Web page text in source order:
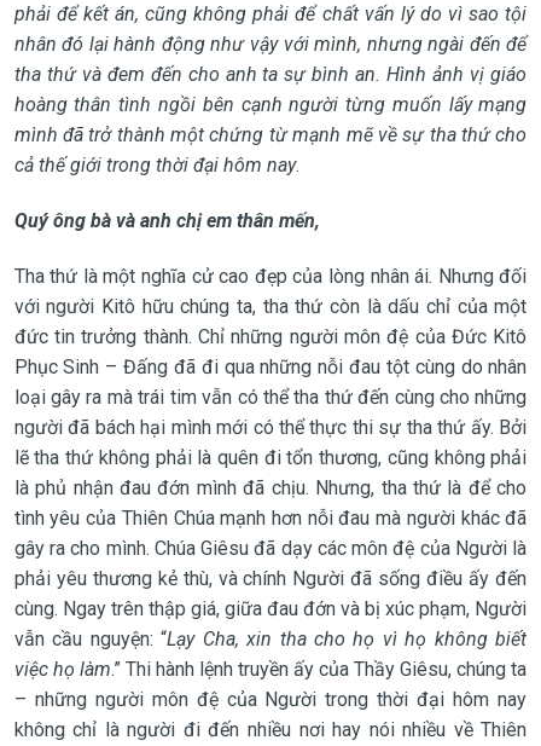
phải để kết án, cũng không phải để chất vấn lý do vì sao tội
nhân đó lại hành động như vậy với mình, nhưng ngài đến để
tha thứ và đem đến cho anh ta sự bình an. Hình ảnh vị giáo
hoàng thân tình ngồi bên cạnh người từng muốn lấy mạng
mình đã trở thành một chứng từ mạnh mẽ về sự tha thứ cho
cả thế giới trong thời đại hôm nay.
Quý ông bà và anh chị em thân mến,
Tha thứ là một nghĩa cử cao đẹp của lòng nhân ái. Nhưng đối
với người Kitô hữu chúng ta, tha thứ còn là dấu chỉ của một
đức tin trưởng thành. Chỉ những người môn đệ của Đức Kitô
Phục Sinh – Đấng đã đi qua những nỗi đau tột cùng do nhân
loại gây ra mà trái tim vẫn có thể tha thứ đến cùng cho những
người đã bách hại mình mới có thể thực thi sự tha thứ ấy. Bởi
lẽ tha thứ không phải là quên đi tổn thương, cũng không phải
là phủ nhận đau đớn mình đã chịu. Nhưng, tha thứ là để cho
tình yêu của Thiên Chúa mạnh hơn nỗi đau mà người khác đã
gây ra cho mình. Chúa Giêsu đã dạy các môn đệ của Người là
phải yêu thương kẻ thù, và chính Người đã sống điều ấy đến
cùng. Ngay trên thập giá, giữa đau đớn và bị xúc phạm, Người
vẫn cầu nguyện: “Lạy Cha, xin tha cho họ vì họ không biết
việc họ làm.” Thi hành lệnh truyền ấy của Thầy Giêsu, chúng ta
– những người môn đệ của Người trong thời đại hôm nay
không chỉ là người đi đến nhiều nơi hay nói nhiều về Thiên